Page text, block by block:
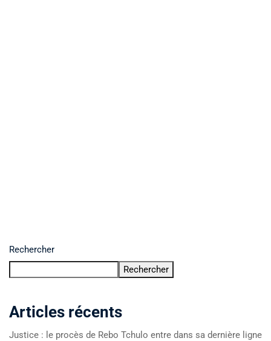
Rechercher
Rechercher
Articles récents
Justice : le procès de Rebo Tchulo entre dans sa dernière ligne